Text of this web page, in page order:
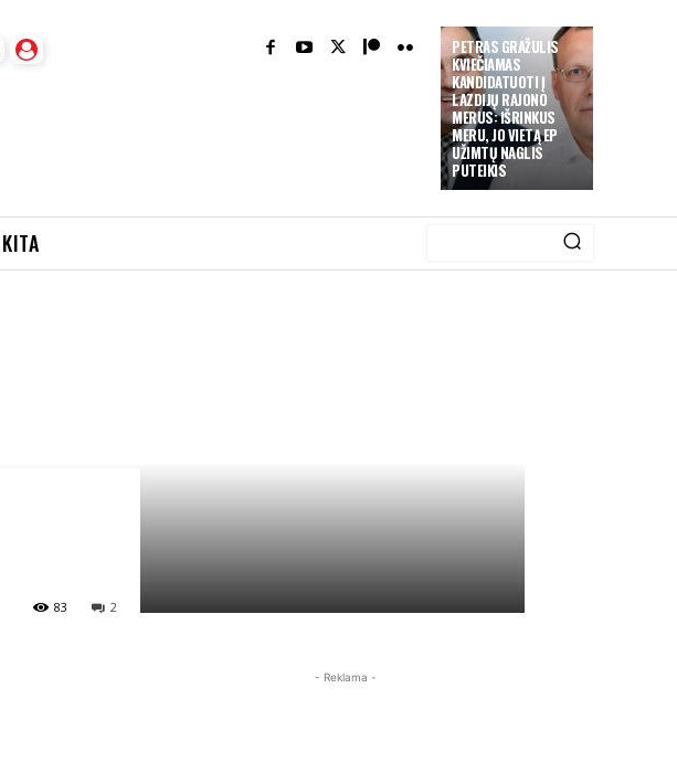
PETRAS GRAŽULIS
KVIEČIAMAS
KANDIDATUOTI Į
LAZDIJŲ RAJONO
MERUS: IŠRINKUS
MERU, JO VIETĄ EP
UŽIMTŲ NAGLIS
PUTEIKIS
KITA
2
83
- Reklama -